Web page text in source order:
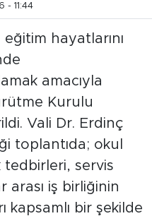
- 11:44
eğitim hayatlarını
amacıyla
Kurulu
Vali Dr. Erdinç
toplantıda; okul
tedbirleri, servis
arası iş birliğinin
kapsamlı bir şekilde